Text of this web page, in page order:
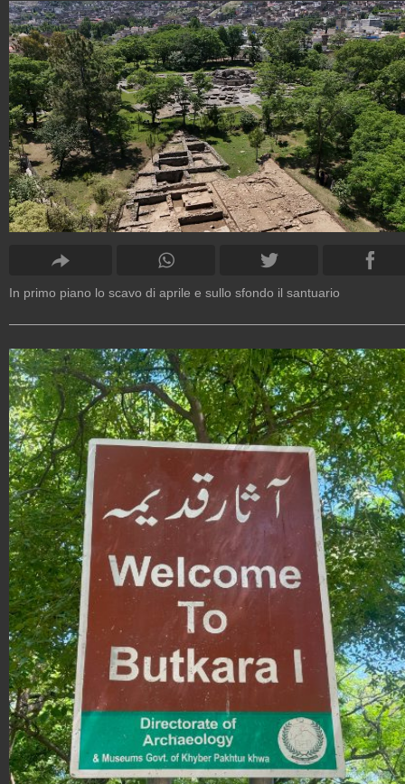
In primo piano lo scavo di aprile e sullo sfondo il santuario